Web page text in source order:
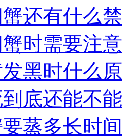
还有什么
时需要注
黑时什么
底还能不
蒸多长时